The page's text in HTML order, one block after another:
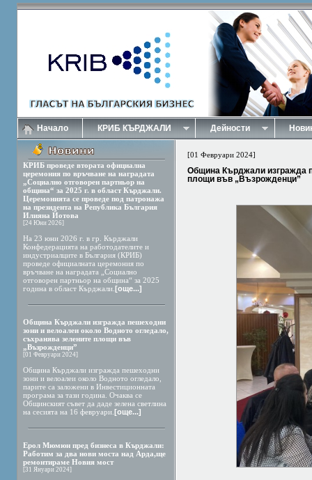
Начало КРИБ КЪРДЖАЛИ Дейности
КРИБ проведе втората официална
церемония по връчване на наградата
„Социално отговорен партньор на
община“ за 2025 г. в област Кърджали.
Церемонията се проведе под патронажа
на президента на Република България
Илияна Йотова
[24 Юни 2026]
На 23 юни 2026 г. в гр. Кърджали
Конфедерацията на работодателите и
индустриалците в България (КРИБ)
проведе официалната церемония по
връчване на наградата „Социално
отговорен партньор на община“ за 2025
година в област Кърджали. [още...]
Община Кърджали изгражда пешеходни
зони и велоалеи около Водното огледало,
съхранява зелените площи във
„Възрожденци”
[01 Февруари 2024]
Община Кърджали изгражда пешеходни
зони и велоалеи около Водното огледало,
парите са заложени в Инвестиционната
програма за тази година. Очаква се
Общинският съвет да даде зелена светлина
на сесията на 16 февруари. [още...]
Ерол Мюмюн пред бизнеса в Кърджали:
Работим за два нови моста над Арда,ще
ремонтираме Новия мост
[31 Януари 2024]
[01 Февруари 2024]
Община Кърджали изгражда
площи във „Възрожденци”